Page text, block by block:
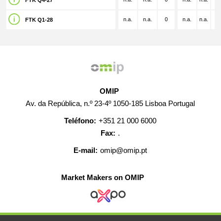
FTK Q1-28 n.a. n.a. 0 n.a. n.a.
OMIP
Av. da República, n.º 23-4º 1050-185 Lisboa Portugal
Teléfono: +351 21 000 6000
Fax: .
E-mail: omip@omip.pt
Market Makers on OMIP